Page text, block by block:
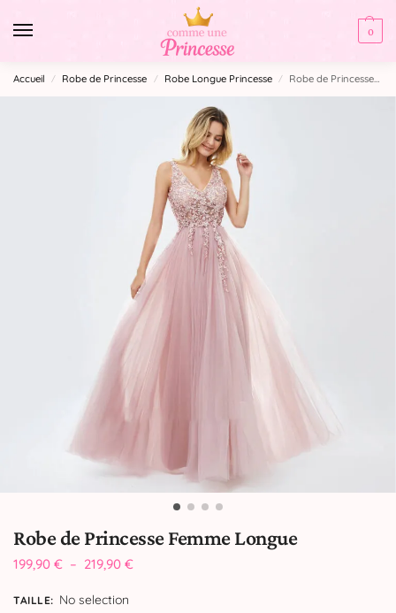
0
Accueil / Robe de Princesse / Robe Longue Princesse​ / Robe de Princesse Femme Longue
Robe de Princesse Femme Longue
199,90 € – 219,90 €
TAILLE: No selection